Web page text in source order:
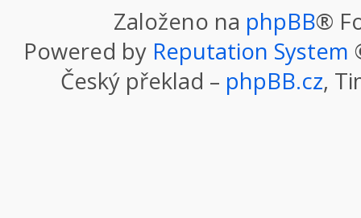
Založeno na phpBB®
Powered by Reputation System
Český překlad – phpBB.cz,